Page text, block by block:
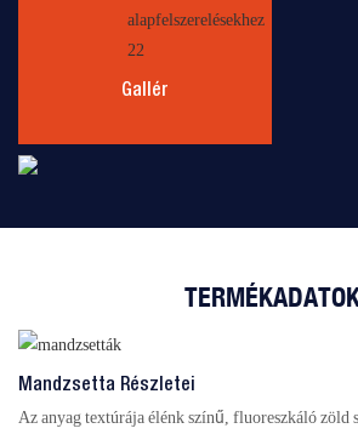
Gallér
Mandzsetta Részletei
Az anyag textúrája élénk színű, fluoreszkáló zöld